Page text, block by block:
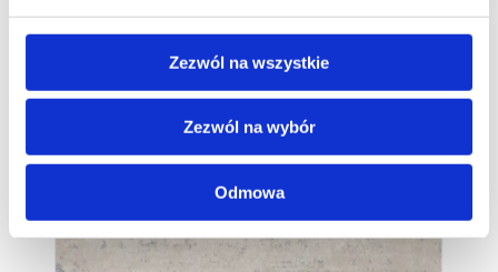
Zezwól na wszystkie
Zezwól na wybór
Odmowa